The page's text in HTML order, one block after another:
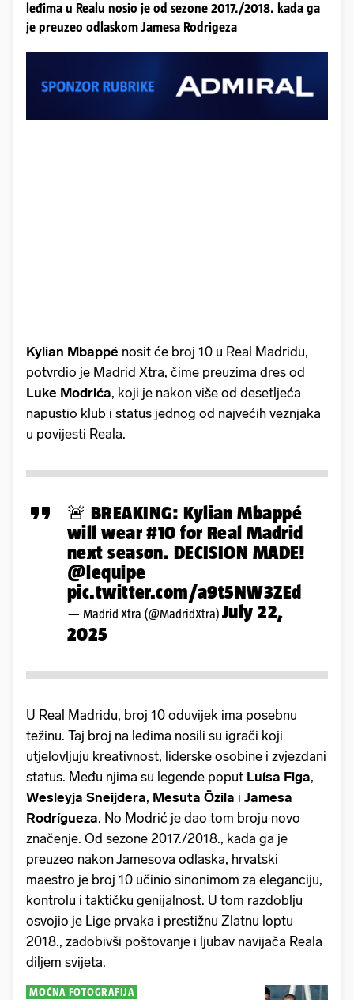
leđima u Realu nosio je od sezone 2017./2018. kada ga
je preuzeo odlaskom Jamesa Rodrigeza
Kylian Mbappé nosit će broj 10 u Real Madridu,
potvrdio je Madrid Xtra, čime preuzima dres od
Luke Modrića, koji je nakon više od desetljeća
napustio klub i status jednog od najvećih veznjaka
u povijesti Reala.
🚨 BREAKING: Kylian Mbappé
will wear #10 for Real Madrid
next season. DECISION MADE!
@lequipe
pic.twitter.com/a9t5NW3ZEd
— Madrid Xtra (@MadridXtra) July 22,
2025
U Real Madridu, broj 10 oduvijek ima posebnu
težinu. Taj broj na leđima nosili su igrači koji
utjelovljuju kreativnost, liderske osobine i zvjezdani
status. Među njima su legende poput Luísa Figa,
Wesleyja Sneijdera, Mesuta Özila i Jamesa
Rodrígueza. No Modrić je dao tom broju novo
značenje. Od sezone 2017./2018., kada ga je
preuzeo nakon Jamesova odlaska, hrvatski
maestro je broj 10 učinio sinonimom za eleganciju,
kontrolu i taktičku genijalnost. U tom razdoblju
osvojio je Lige prvaka i prestižnu Zlatnu loptu
2018., zadobivši poštovanje i ljubav navijača Reala
diljem svijeta.
MOĆNA FOTOGRAFIJA